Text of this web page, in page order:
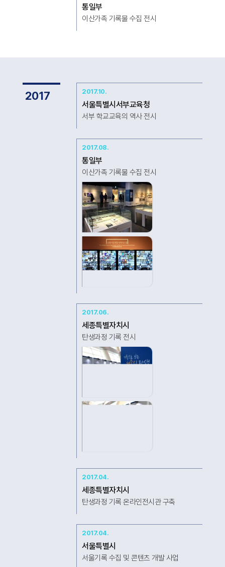
통일부
이산가족 기록물 수집 전시
2017 2017.10.
서울특별시서부교육청
서부 학교교육의 역사 전시
2017.08.
통일부
이산가족 기록물 수집 전시
2017.06.
세종특별자치시
탄생과정 기록 전시
2017.04.
세종특별자치시
탄생과정 기록 온라인전시관 구축
2017.04.
서울특별시
서울기록 수집 및 콘텐츠 개발 사업